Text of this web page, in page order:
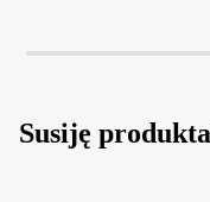
Susiję